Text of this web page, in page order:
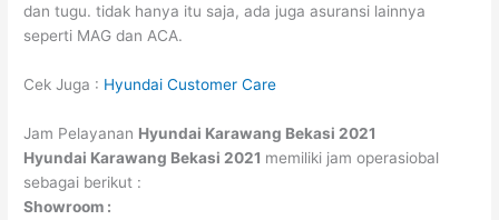
dan tugu. tidak hanya itu saja, ada juga asuransi lainnya
seperti MAG dan ACA.
Cek Juga : Hyundai Customer Care
Jam Pelayanan Hyundai Karawang Bekasi 2021
Hyundai Karawang Bekasi 2021 memiliki jam operasiobal
sebagai berikut :
Showroom :